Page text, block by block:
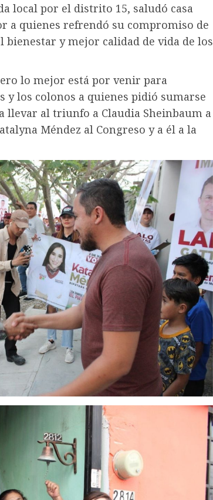
local por el distrito 15, saludó casa
a quienes refrendó su compromiso de
y mejor calidad de vida de los
lo mejor está por venir para
y los colonos a quienes pidió sumarse
llevar al triunfo a Claudia Sheinbaum a
Méndez al Congreso y a él a la